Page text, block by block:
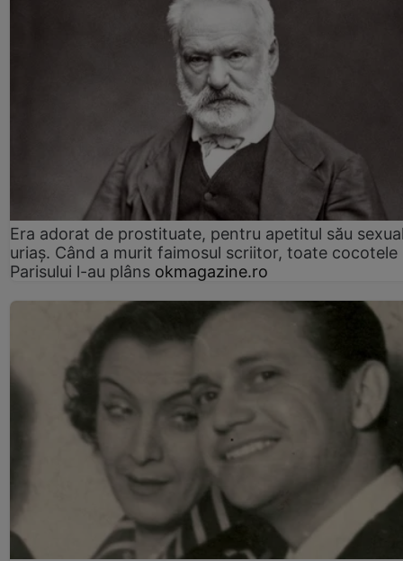
Era adorat de prostituate, pentru apetitul său
uriaș. Când a murit faimosul scriitor, toate cocotele
Parisului l-au plâns okmagazine.ro